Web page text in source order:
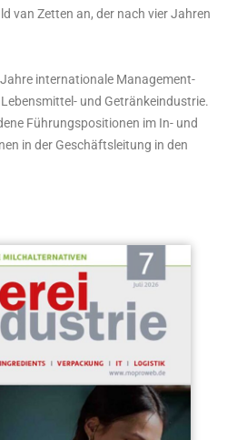
van Zetten an, der nach vier Jahren
internationale Management-
und Getränkeindustrie.
Führungspositionen im In- und
in der Geschäftsleitung in den